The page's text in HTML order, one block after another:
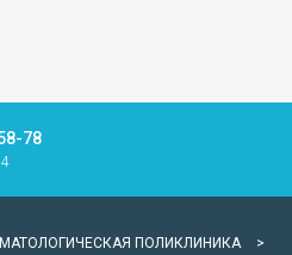
78
ПОЛИКЛИНИКА
>